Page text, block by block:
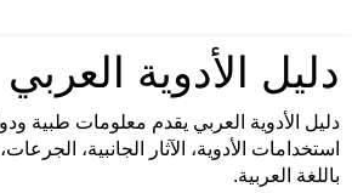
دليل الأدوية العربي
دليل الأدوية العربي يقدم معلومات طبية
استخدامات الأدوية، الآثار الجانبية،
باللغة العربية.